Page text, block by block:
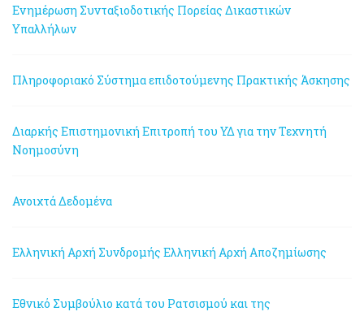
Ενημέρωση Συνταξιοδοτικής Πορείας Δικαστικών
Υπαλλήλων
Πληροφοριακό Σύστημα επιδοτούμενης Πρακτικής Άσκησης
Διαρκής Επιστημονική Επιτροπή του ΥΔ για την Τεχνητή
Νοημοσύνη
Ανοιχτά Δεδομένα
Ελληνική Αρχή Συνδρομής Ελληνική Αρχή Αποζημίωσης
Εθνικό Συμβούλιο κατά του Ρατσισμού και της